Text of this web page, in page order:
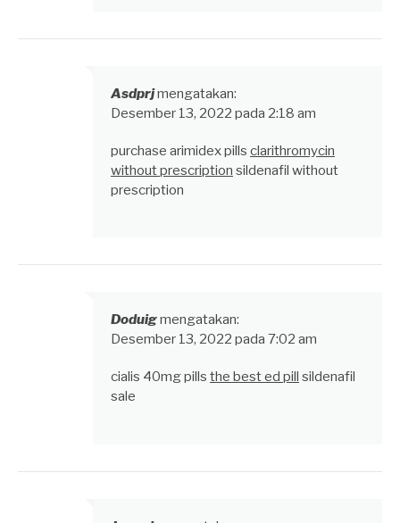
Asdprjmengatakan:
Desember 13, 2022 pada 2:18 am
purchase arimidex pills clarithromycin
without prescription sildenafil without
prescription
Doduigmengatakan:
Desember 13, 2022 pada 7:02 am
cialis 40mg pills the best ed pill sildenafil
sale